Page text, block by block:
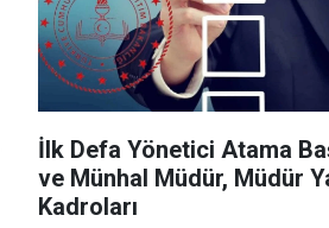
İlk Defa Yönetici Atama
ve Münhal Müdür, Müdür
Kadroları